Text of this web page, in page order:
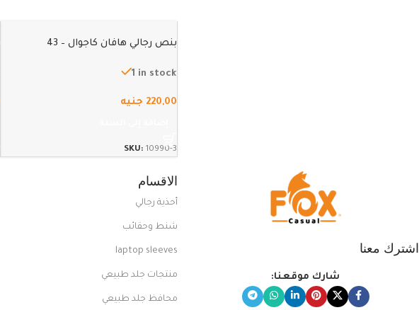
بنص رجالي هافان كاجوال – 43
1 in stock
220,00 جنيه
SKU: 10990-3
اشترك معنا
شارك موقعنا:
الاقسام
أحذية رجالي
شنط وحقائب
laptop sleeves
منتجات جلد طبيعي
محافظ جلد طبيعي